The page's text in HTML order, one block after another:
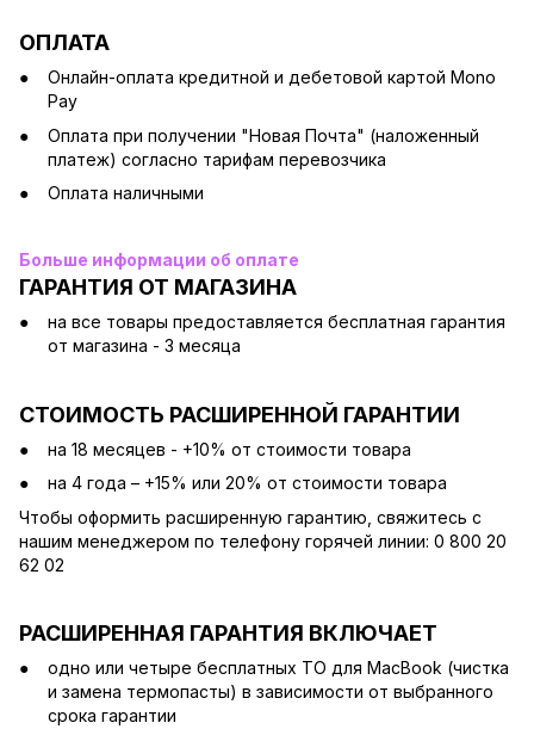
ОПЛАТА
Онлайн-оплата кредитной и дебетовой картой Mono
Pay
Оплата при получении "Новая Почта" (наложенный
платеж) согласно тарифам перевозчика
Оплата наличными
Больше информации об оплате
ГАРАНТИЯ ОТ МАГАЗИНА
на все товары предоставляется бесплатная гарантия
от магазина - 3 месяца
СТОИМОСТЬ РАСШИРЕННОЙ ГАРАНТИИ
на 18 месяцев - +10% от стоимости товара
на 4 года – +15% или 20% от стоимости товара
Чтобы оформить расширенную гарантию, свяжитесь с
нашим менеджером по телефону горячей линии: 0 800 20
62 02
РАСШИРЕННАЯ ГАРАНТИЯ ВКЛЮЧАЕТ
одно или четыре бесплатных ТО для MacBook (чистка
и замена термопасты) в зависимости от выбранного
срока гарантии